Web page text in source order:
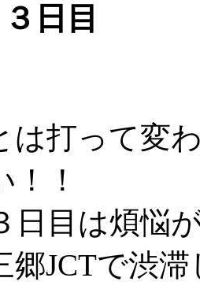
日目
は打って変
！
日目は煩悩
郷JCTで渋